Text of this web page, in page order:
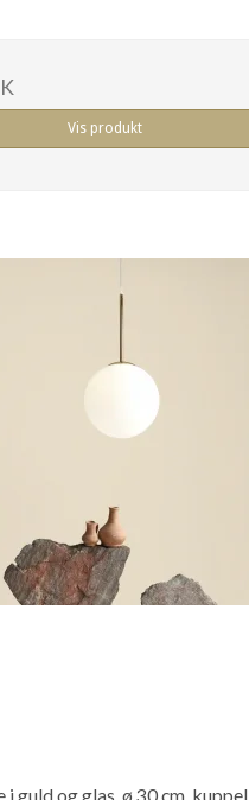
Vis produkt
guld og glas, ø 30 cm. kuppel